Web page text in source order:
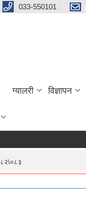
033-550101
ग्यालरी विज्ञापन